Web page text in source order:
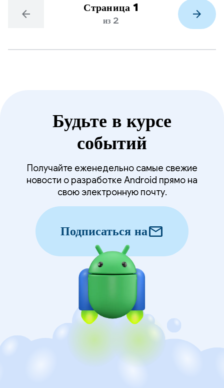
arrow_back Страница 1
из 2 arrow_forward
Будьте в курсе
событий
Получайте еженедельно самые свежие
новости о разработке Android прямо на
свою электронную почту.
Подписаться наmail